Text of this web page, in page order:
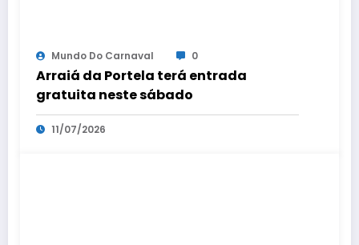
Mundo Do Carnaval 0
Arraiá da Portela terá entrada
gratuita neste sábado
11/07/2026